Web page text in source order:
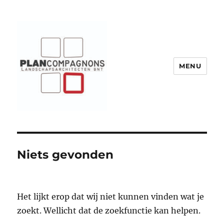
MENU
Niets gevonden
Het lijkt erop dat wij niet kunnen vinden wat je
zoekt. Wellicht dat de zoekfunctie kan helpen.